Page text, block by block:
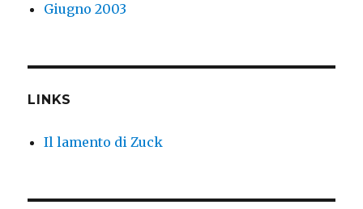
Giugno 2003
LINKS
Il lamento di Zuck